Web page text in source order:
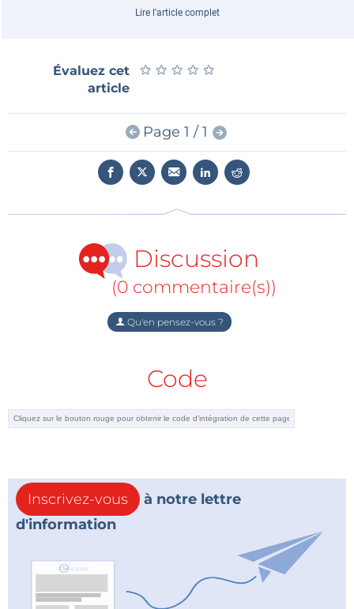
au pro, qui permettent d’enregistrer vos phases de
Lire l'article complet
Évaluez cet
article
★ ★ ★ ★ ★
★ ★ ★ ★ ★
Page 1 / 1
Discussion
(0 commentaire(s))
Qu'en pensez-vous ?
Code
Inscrivez-vous
à notre lettre
d'information